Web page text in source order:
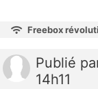
Freebox
Publié
14h11